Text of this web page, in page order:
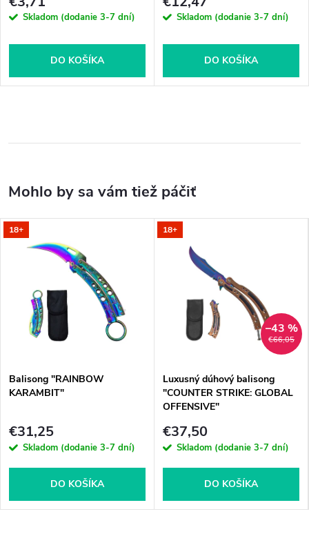
Skladom (dodanie 3-7 dní)
DO KOŠÍKA
Skladom (dodanie 3-7 dní)
DO KOŠÍKA
18+
Balisong "RAINBOW
KARAMBIT"
€31,25
Skladom (dodanie 3-7 dní)
DO KOŠÍKA
18+
€66,05
–43 %
Luxusný dúhový balisong
"COUNTER STRIKE: GLOBAL
OFFENSIVE"
€37,50
Skladom (dodanie 3-7 dní)
DO KOŠÍKA